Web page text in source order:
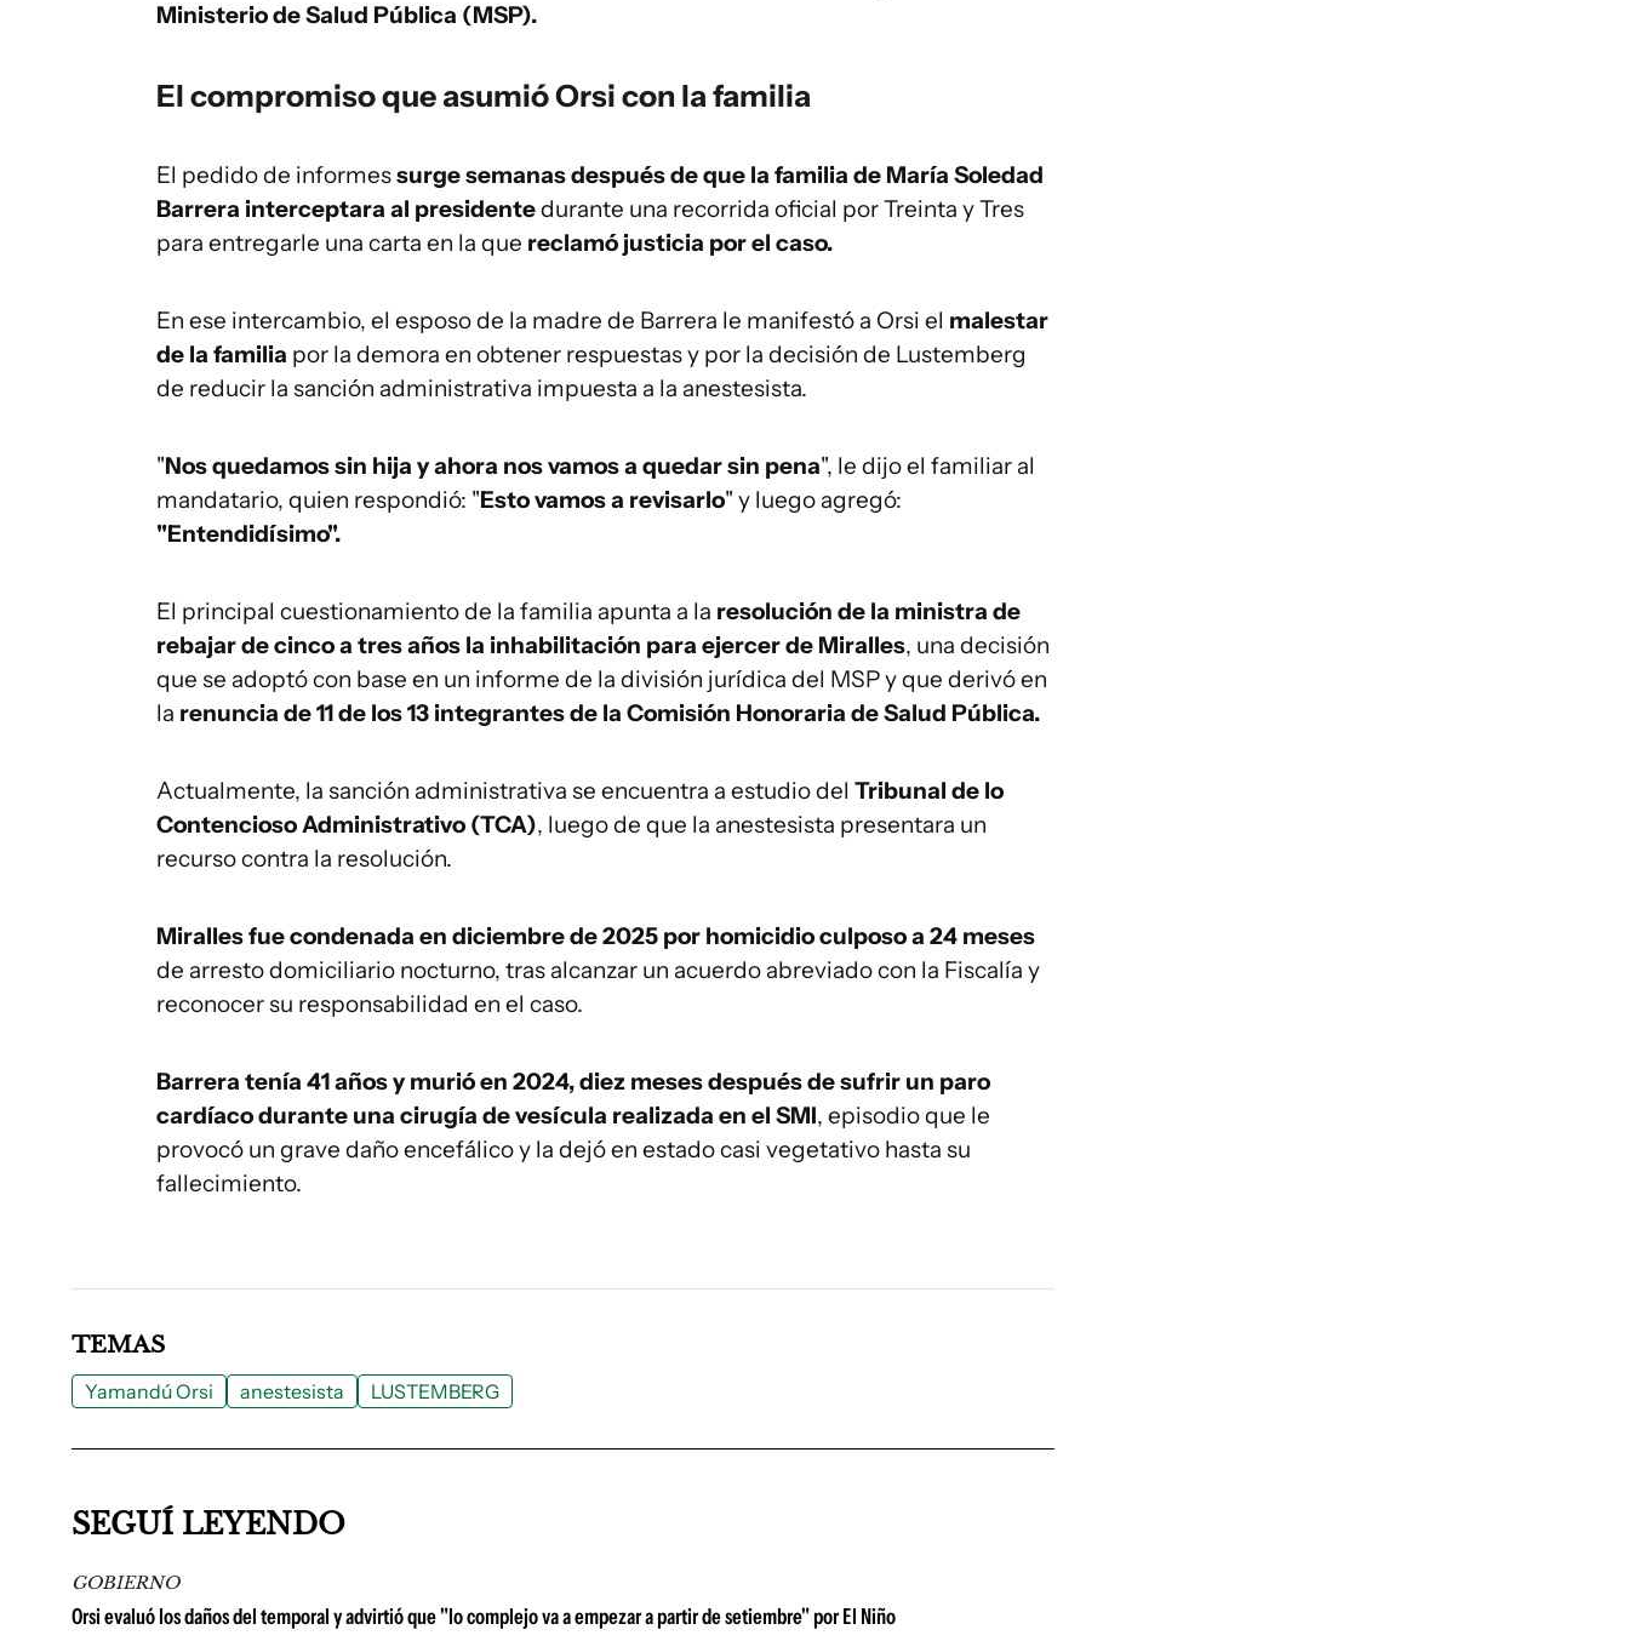
Ministerio de Salud Pública (MSP).
El compromiso que asumió Orsi con la familia
El pedido de informessurge semanas después de que la familia de María Soledad
Barrera interceptara al presidentedurante una recorrida oficial por Treinta y Tres
para entregarle una carta en la que reclamó justicia por el caso.
En ese intercambio, el esposo de la madre de Barrera le manifestó a Orsi el malestar
de la familia por la demora en obtener respuestas y por la decisión de Lustemberg
de reducir la sanción administrativa impuesta a la anestesista.
"Nos quedamos sin hija y ahora nos vamos a quedar sin pena", le dijo el familiar al
mandatario, quien respondió: "Esto vamos a revisarlo" y luego agregó:
"Entendidísimo".
El principal cuestionamiento de la familia apunta a la resolución de la ministra de
rebajar de cinco a tres años la inhabilitación para ejercer de Miralles, una decisión
que se adoptó con base en un informe de la división jurídica del MSP y que derivó en
la renuncia de 11 de los 13 integrantes de la Comisión Honoraria de Salud Pública.
Actualmente, la sanción administrativa se encuentra a estudio del Tribunal de lo
Contencioso Administrativo (TCA), luego de que la anestesista presentara un
recurso contra la resolución.
Miralles fue condenada en diciembre de 2025 por homicidio culposo a 24 meses
de arresto domiciliario nocturno, tras alcanzar un acuerdo abreviado con la Fiscalía y
reconocer su responsabilidad en el caso.
Barrera tenía 41 años y murió en 2024, diez meses después de sufrir un paro
cardíaco durante una cirugía de vesícula realizada en el SMI, episodio que le
provocó un grave daño encefálico y la dejó en estado casi vegetativo hasta su
fallecimiento.
TEMAS
Yamandú Orsi anestesista LUSTEMBERG
SEGUÍ LEYENDO
GOBIERNO
Orsi evaluó los daños del temporal y advirtió que "lo complejo va a empezar a partir de setiembre" por El Niño